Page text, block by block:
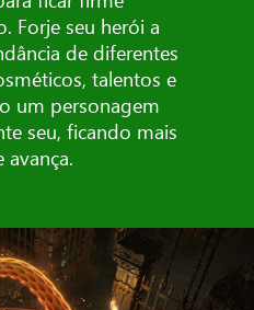
Forje seu herói a
de diferentes
talentos e
um personagem
seu, ficando mais